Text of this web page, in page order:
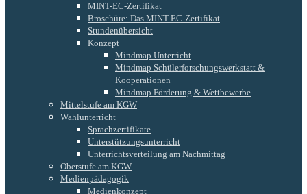
MINT-EC-Zertifikat
Broschüre: Das MINT-EC-Zertifikat
Stundenübersicht
Konzept
Mindmap Unterricht
Mindmap Schülerforschungswerkstatt &
Kooperationen
Mindmap Förderung & Wettbewerbe
Mittelstufe am KGW
Wahlunterricht
Sprachzertifikate
Unterstützungsunterricht
Unterrichtsverteilung am Nachmittag
Oberstufe am KGW
Medienpädagogik
Medienkonzept